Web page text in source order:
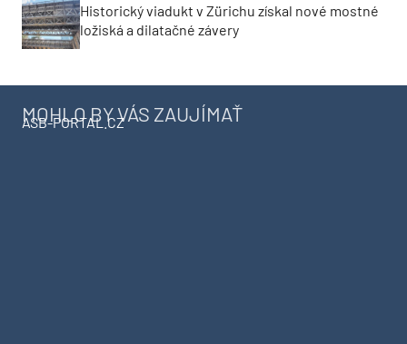
Historický viadukt v Zürichu získal nové mostné
ložiská a dilatačné závery
MOHLO BY VÁS ZAUJÍMAŤ
ASB-PORTAL.CZ